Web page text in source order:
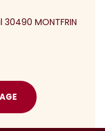
MONTFRIN